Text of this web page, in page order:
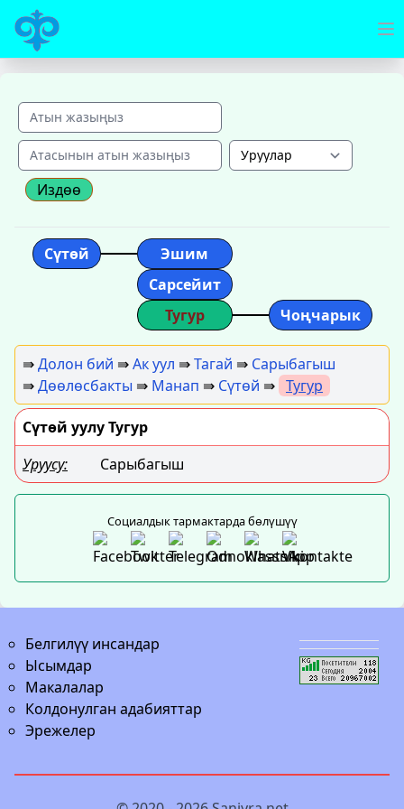
Издөө
Сүтөй
Эшим
Сарсейит
Тугур
Чоңчарык
⇛Долон бий ⇛Ак уул ⇛Тагай ⇛ Сарыбагыш
⇛Дөөлөсбакты ⇛ Манап ⇛ Сүтөй ⇛ Тугур
Сүтөй уулу Тугур
Уруусу:
Сарыбагыш
Социалдык тармактарда бөлүшүү
Белгилүү инсандар
Ысымдар
Макалалар
Колдонулган адабияттар
Эрежелер